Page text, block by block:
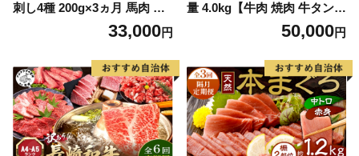
刺し4種 200g×3ヵ月 馬肉 熊
本名物 馬刺し 馬 肉 生食 上
赤身 中トロ ロース ユッケ 食
33,000円
量 4.0kg【牛肉 焼肉 牛タン
ハラミ 牛ヒレ お肉 福袋 訳あ
り サイズ不揃い 毎月配送コ
50,000円